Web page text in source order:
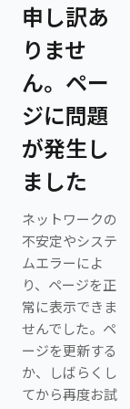
申し訳あ
りませ
ん。ペー
ジに問題
が発生し
ました
ネットワークの
不安定やシステ
ムエラーによ
り、ページを正
常に表示できま
せんでした。ペ
ージを更新する
か、しばらくし
てから再度お試